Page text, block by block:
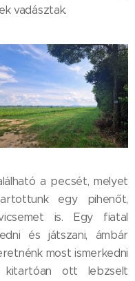
vadásztak.
a pecsét, melyet
egy pihenőt,
is. Egy fiatal
és játszani, ámbár
most ismerkedni
ott lebzselt